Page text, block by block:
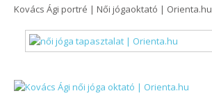
Kovács Ági portré | Női jógaoktató | Orienta.hu